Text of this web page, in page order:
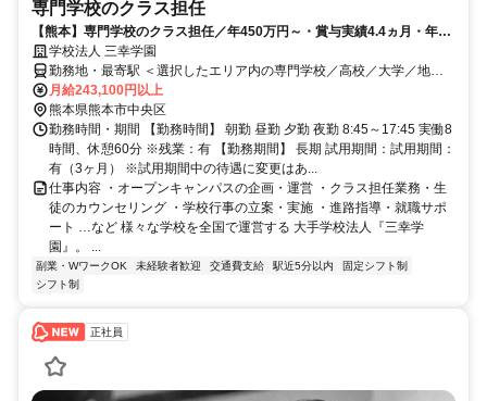
専門学校のクラス担任
【熊本】専門学校のクラス担任／年450万円～・賞与実績4.4ヵ月・年休
120日学校法人 三幸学園
勤務地・最寄駅 ＜選択したエリア内の専門学校／高校／大学／地域
広報室／日本語学校での勤務＞ ◆熊本県/福岡県エリアの配属先例：
月給243,100円以上
熊本県熊本市中央区
勤務時間・期間 【勤務時間】 朝勤 昼勤 夕勤 夜勤 8:45～17:45 実働8
時間、休憩60分 ※残業：有 【勤務期間】 長期 試用期間：試用期間：
有（3ヶ月） ※試用期間中の待遇に変更はあ...
仕事内容 ・オープンキャンパスの企画・運営 ・クラス担任業務・生
徒のカウンセリング ・学校行事の立案・実施 ・進路指導・就職サポ
ート …など 様々な学校を全国で運営する 大手学校法人『三幸学
園』。 ...
副業・WワークOK 未経験者歓迎 交通費支給 駅近5分以内
固定シフト制
シフト制
正社員